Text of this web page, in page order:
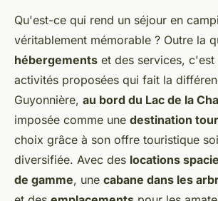
Qu'est-ce qui rend un séjour en
véritablement mémorable ? Outre la
hébergements et des services,
activités proposées qui fait la
Guyonnière, au bord du Lac de la
imposée comme une destination
choix grâce à son offre touristique
diversifiée. Avec des locations
de gamme, une cabane dans les